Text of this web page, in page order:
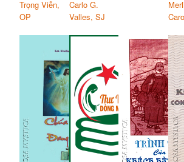
Trọng Viễn,
OP
Carlo G.
Valles, SJ